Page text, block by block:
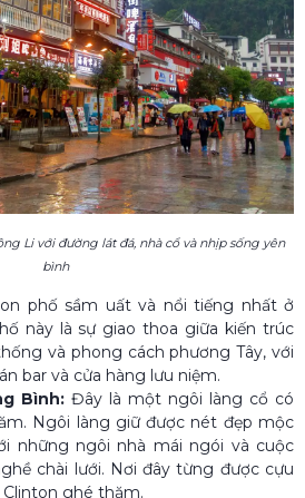
Li với đường lát đá, nhà cổ và nhịp sống yên
bình
phố sầm uất và nổi tiếng nhất ở
này là sự giao thoa giữa kiến trúc
và phong cách phương Tây, với
bar và cửa hàng lưu niệm.
Bình: Đây là một ngôi làng cổ có
Ngôi làng giữ được nét đẹp mộc
những ngôi nhà mái ngói và cuộc
chài lưới. Nơi đây từng được cựu
ghé thăm.